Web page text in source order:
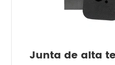
Junta de alta